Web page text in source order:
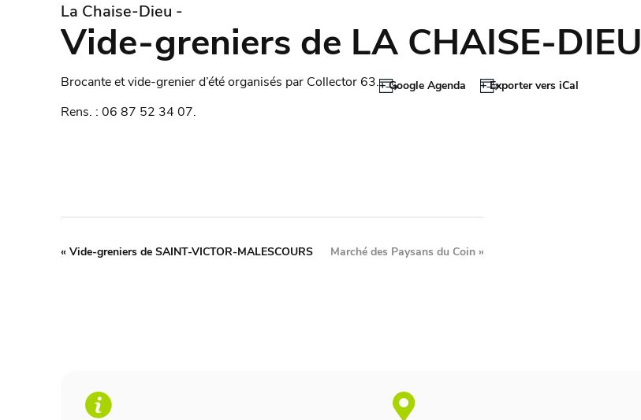
La Chaise-Dieu -
Vide-greniers de LA CHAISE-DIEU
Brocante et vide-grenier d’été organisés par Collector 63.
Rens. : 06 87 52 34 07.
+ Google Agenda + Exporter vers iCal
« Vide-greniers de SAINT-VICTOR-MALESCOURS Marché des Paysans du Coin »